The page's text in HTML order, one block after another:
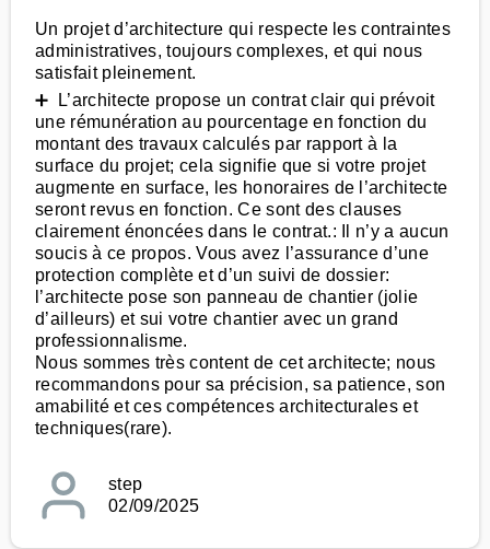
Un projet d’architecture qui respecte les contraintes
administratives, toujours complexes, et qui nous
satisfait pleinement.
➕ L’architecte propose un contrat clair qui prévoit
une rémunération au pourcentage en fonction du
montant des travaux calculés par rapport à la
surface du projet; cela signifie que si votre projet
augmente en surface, les honoraires de l’architecte
seront revus en fonction. Ce sont des clauses
clairement énoncées dans le contrat.: Il n’y a aucun
soucis à ce propos. Vous avez l’assurance d’une
protection complète et d’un suivi de dossier:
l’architecte pose son panneau de chantier (jolie
d’ailleurs) et sui votre chantier avec un grand
professionnalisme.
Nous sommes très content de cet architecte; nous
recommandons pour sa précision, sa patience, son
amabilité et ces compétences architecturales et
techniques(rare).
step
02/09/2025